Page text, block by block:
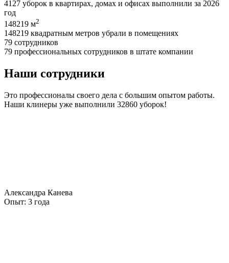
4127 уборок в квартирах, домах и офисах выполнили за 2026
год
148219 м2
148219 квадратным метров убрали в помещениях
79 сотрудников
79 профессиональных сотрудников в штате компании
Наши сотрудники
Это профессионалы своего дела с большим опытом работы.
Наши клинеры уже выполнили 32860 уборок!
Александра Канева
Опыт: 3 года